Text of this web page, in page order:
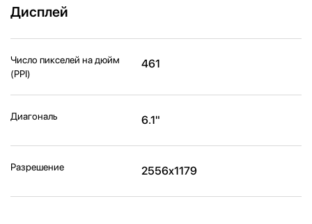
Дисплей
Число пикселей на дюйм
(PPI)
461
Диагональ 6.1"
Разрешение 2556x1179